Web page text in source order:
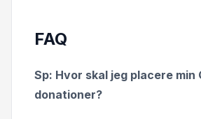
FAQ
Sp: Hvor skal jeg placere min
donationer?